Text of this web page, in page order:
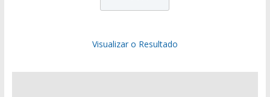
Visualizar o Resultado